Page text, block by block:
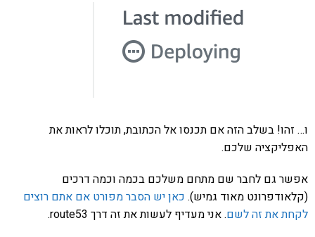
ו… זהו! בשלב הזה אם תכנסו אל הכתובת, תוכלו לראות את
האפליקציה שלכם.
אפשר גם לחבר שם מתחם משלכם בכמה וכמה דרכים
(קלאודפרונט מאוד גמיש). כאן יש הסבר מפורט אם אתם רוצים
לקחת את זה לשם. אני מעדיף לעשות את זה דרך route53.